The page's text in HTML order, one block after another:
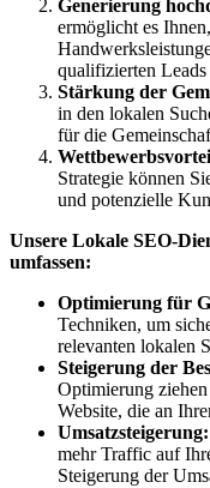
Generierung
ermöglicht es
qualifizierten
Stärkung der
in den lokalen
für die
Strategie können
und potenzielle
Unsere Lokale SEO-
umfassen:
Optimierung für
Techniken, um
relevanten lokalen
Steigerung der
Optimierung
Website, die an
Umsatzsteigerung:
mehr Traffic auf
Steigerung der